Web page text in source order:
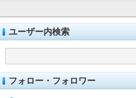
ユーザー内検索
フォロー・フォロワー